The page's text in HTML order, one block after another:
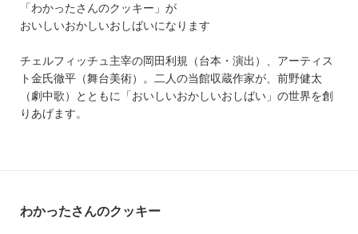
「わかったさんのクッキー」が
おいしいおかしいおしばいになります
チェルフィッチュ主宰の岡田利規（台本・演出）、アーティス
ト金氏徹平（舞台美術）。二人の当館収蔵作家が、前野健太
（劇中歌）とともに「おいしいおかしいおしばい」の世界を創
りあげます。
わかったさんのクッキー